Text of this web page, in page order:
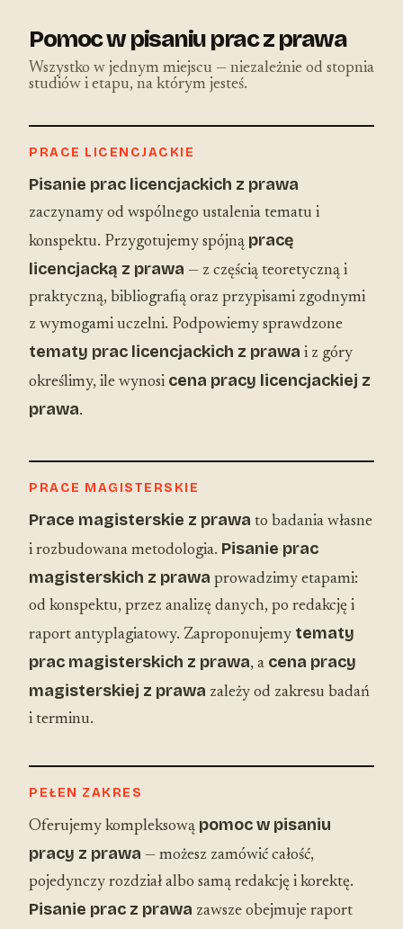
Pomoc w pisaniu prac z prawa
Wszystko w jednym miejscu — niezależnie od stopnia
studiów i etapu, na którym jesteś.
PRACE LICENCJACKIE
Pisanie prac licencjackich z prawa
zaczynamy od wspólnego ustalenia tematu i
konspektu. Przygotujemy spójną pracę
licencjacką z prawa — z częścią teoretyczną i
praktyczną, bibliografią oraz przypisami zgodnymi
z wymogami uczelni. Podpowiemy sprawdzone
tematy prac licencjackich z prawa i z góry
określimy, ile wynosi cena pracy licencjackiej z
prawa.
PRACE MAGISTERSKIE
Prace magisterskie z prawa to badania własne
i rozbudowana metodologia. Pisanie prac
magisterskich z prawa prowadzimy etapami:
od konspektu, przez analizę danych, po redakcję i
raport antyplagiatowy. Zaproponujemy tematy
prac magisterskich z prawa, a cena pracy
magisterskiej z prawa zależy od zakresu badań
i terminu.
PEŁEN ZAKRES
Oferujemy kompleksową pomoc w pisaniu
pracy z prawa — możesz zamówić całość,
pojedynczy rozdział albo samą redakcję i korektę.
Pisanie prac z prawa zawsze obejmuje raport